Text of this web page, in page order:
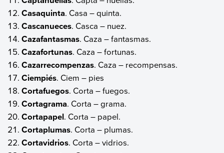
Casaquinta. Casa – quinta.
Cascanueces. Casca – nuez.
Cazafantasmas. Caza – fantasmas.
Cazafortunas. Caza – fortunas.
Cazarrecompenzas. Caza – recompensas.
Ciempiés. Ciem – pies
Cortafuegos. Corta – fuegos.
Cortagrama. Corta – grama.
Cortapapel. Corta – papel.
Cortaplumas. Corta – plumas.
Cortavidrios. Corta – vidrios.